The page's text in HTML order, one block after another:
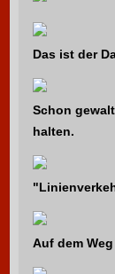
Das ist der
Schon
halten.
Auf dem